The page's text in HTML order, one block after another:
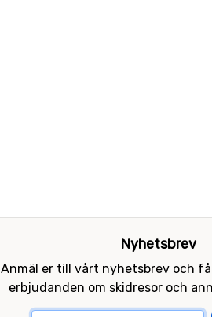
Nyhetsbrev
Anmäl er till vårt nyhetsbrev och
erbjudanden om skidresor och